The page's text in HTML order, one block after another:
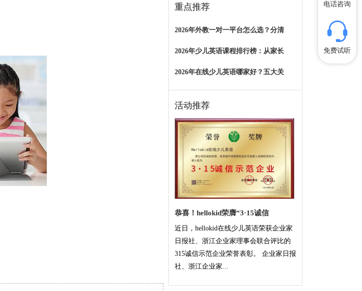
重点推荐
2026年外教一对一平台怎么选？分清
2026年少儿英语课程排行榜：从家长
2026年在线少儿英语哪家好？五大关
活动推荐
恭喜！hellokid荣膺“3·15诚信
近日，hellokid在线少儿英语荣获企业家
日报社、浙江企业家理事会联合评比的
315诚信示范企业荣誉表彰。 企业家日报
社、浙江企业家...
电话咨询
免费试听